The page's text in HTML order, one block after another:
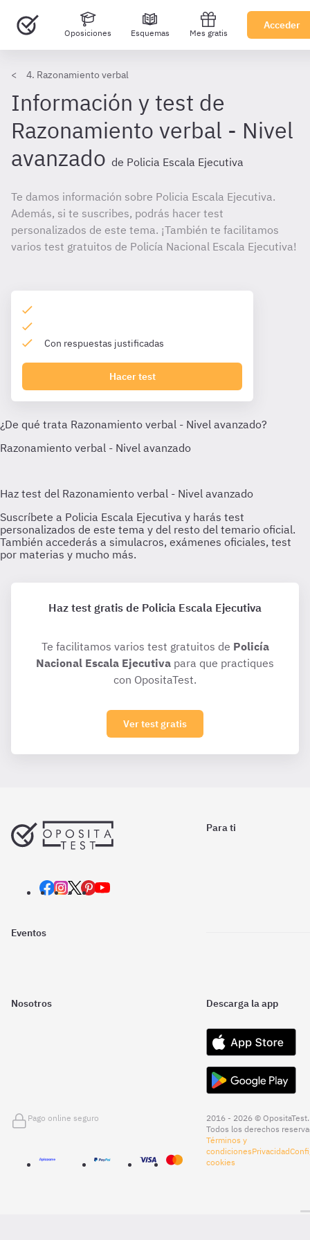
Oposiciones Esquemas Mes gratis
Acceder
4. Razonamiento verbal
Información y test de
Razonamiento verbal - Nivel
avanzado de Policia Escala Ejecutiva
Te damos información sobre Policia Escala Ejecutiva.
Además, si te suscribes, podrás hacer test
personalizados de este tema. ¡También te facilitamos
varios test gratuitos de Policía Nacional Escala Ejecutiva!
Con respuestas justificadas
Hacer test
Haz test gratis de Policia Escala Ejecutiva
Te facilitamos varios test gratuitos de Policía
Nacional Escala Ejecutiva para que practiques
con OpositaTest.
Ver test gratis
Para ti
Eventos
Nosotros Descarga la app
Pago online seguro
2016 - 2026 © OpositaTest.
Todos los derechos
Términos y
condicionesPrivacidad
cookies